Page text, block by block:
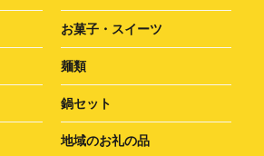
お菓子・スイーツ
麺類
鍋セット
地域のお礼の品